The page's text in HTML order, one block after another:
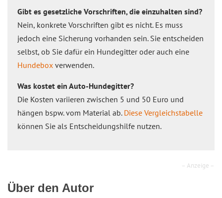
Gibt es gesetzliche Vorschriften, die einzuhalten sind?
Nein, konkrete Vorschriften gibt es nicht. Es muss
jedoch eine Sicherung vorhanden sein. Sie entscheiden
selbst, ob Sie dafür ein Hundegitter oder auch eine
Hundebox verwenden.
Was kostet ein Auto-Hundegitter?
Die Kosten variieren zwischen 5 und 50 Euro und
hängen bspw. vom Material ab. Diese Vergleichstabelle
können Sie als Entscheidungshilfe nutzen.
– Anzeige –
Über den Autor